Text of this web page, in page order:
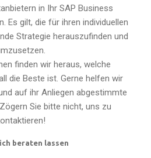
in Ihr SAP Business
Es gilt, die für ihren individuellen
Strategie herauszufinden und
finden wir heraus, welche
die Beste ist. Gerne helfen wir
auf ihr Anliegen abgestimmte
Sie bitte nicht, uns zu
beraten lassen